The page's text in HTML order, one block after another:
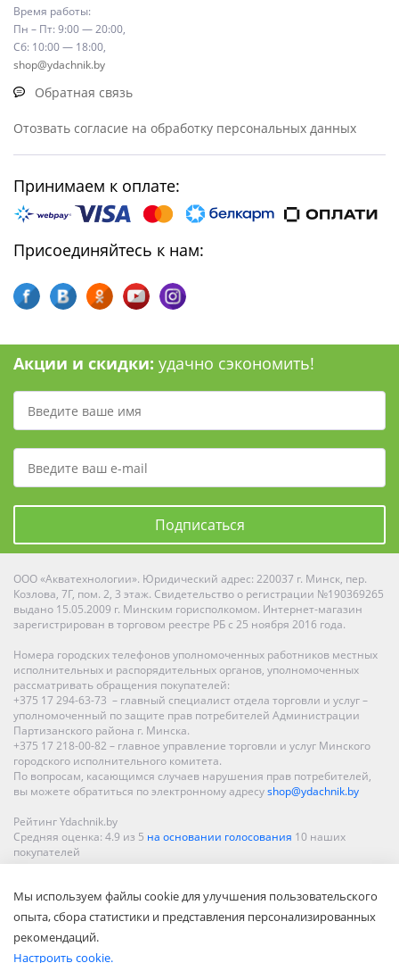
Время работы:
Пн – Пт: 9:00 — 20:00,
Сб: 10:00 — 18:00,
shop@ydachnik.by
Обратная связь
Отозвать согласие на обработку персональных данных
Принимаем к оплате:
Присоединяйтесь к нам:
Акции и скидки: удачно сэкономить!
Подписаться
ООО «Акватехнологии». Юридический адрес: 220037 г. Минск, пер.
Козлова, 7Г, пом. 2, 3 этаж. Свидетельство о регистрации №190369265
выдано 15.05.2009 г. Минским горисполкомом. Интернет-магазин
зарегистрирован в торговом реестре РБ с 25 ноября 2016 года.
Номера городских телефонов уполномоченных работников местных
исполнительных и распорядительных органов, уполномоченных
рассматривать обращения покупателей:
+375 17 294-63-73 – главный специалист отдела торговли и услуг –
уполномоченный по защите прав потребителей Администрации
Партизанского района г. Минска.
+375 17 218-00-82 – главное управление торговли и услуг Минского
городского исполнительного комитета.
По вопросам, касающимся случаев нарушения прав потребителей,
вы можете обратиться по электронному адресуshop@ydachnik.by
Рейтинг Ydachnik.by
Средняя оценка: 4.9 из 5 на основании голосования 10 наших
покупателей
Гродно, Могилеве, Бобруйске, Барановичах, Молодечно,
Новополоцке, Пинске, Солигорске. При заказе в интернет-магазине
доставка осуществляется по всей Беларуси.
Мы используем файлы cookie для улучшения пользовательского
опыта, сбора статистики и представления персонализированных
рекомендаций.
Настроить cookie.